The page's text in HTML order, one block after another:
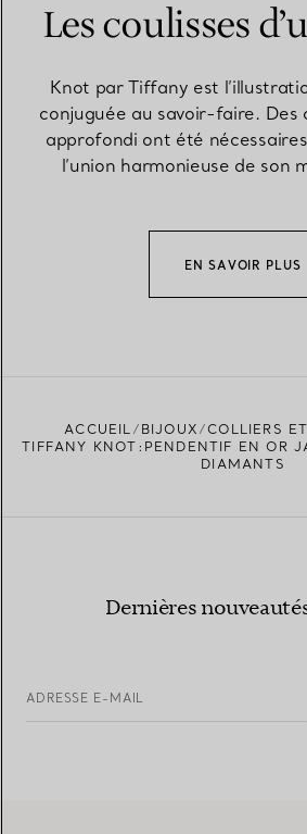
Les coulisses
Knot par Tiffany est
conjuguée au savoir-faire. Des
approfondi ont été
l’union harmonieuse de son
EN SAVOIR PLUS
ACCUEIL BIJOUX
COLLIERS
TIFFANY KNOT:PENDENTIF EN OR
DIAMANTS
Dernières
ADRESSE E-MAIL